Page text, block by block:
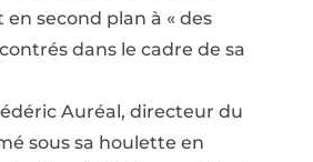
en second plan à « des
dans le cadre de sa
Auréal, directeur du
sous sa houlette en